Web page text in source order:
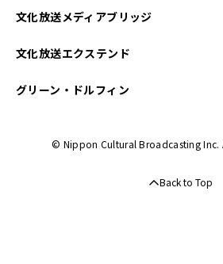
2025年01月
2024年12月
2024年11月
文化放送メディアブリッジ
文化放送エクステンド
グリーン・ドルフィン
© Nippon Cultural Broadcasting Inc.
Back to Top